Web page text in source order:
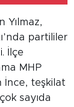
Yılmaz,
partililer
İlçe
MHP
İnce, teşkilat
sayıda